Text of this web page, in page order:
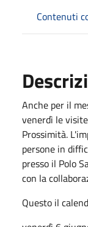
Contenuti
Anche per il
venerdì le
Prossimità.
persone in
presso il Polo
con la
Questo il